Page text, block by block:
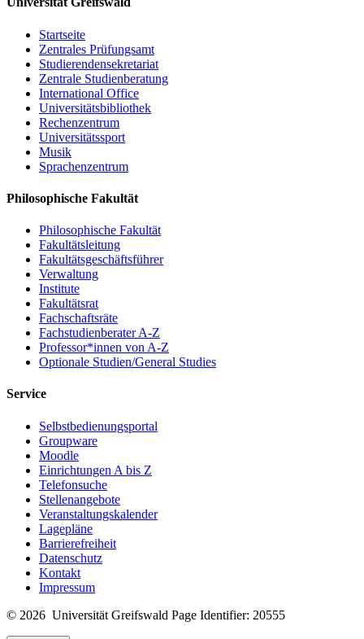
Startseite
Zentrales Prüfungsamt
Studierendensekretariat
Zentrale Studienberatung
International Office
Universitätsbibliothek
Rechenzentrum
Universitätssport
Musik
Sprachenzentrum
Philosophische Fakultät
Philosophische Fakultät
Fakultätsleitung
Fakultätsgeschäftsführer
Verwaltung
Institute
Fakultätsrat
Fachschaftsräte
Fachstudienberater A-Z
Professor*innen von A-Z
Optionale Studien/General Studies
Service
Selbstbedienungsportal
Groupware
Moodle
Einrichtungen A bis Z
Telefonsuche
Stellenangebote
Veranstaltungskalender
Lagepläne
Barrierefreiheit
Datenschutz
Kontakt
Impressum
© 2026 Universität Greifswald Page Identifier: 20555